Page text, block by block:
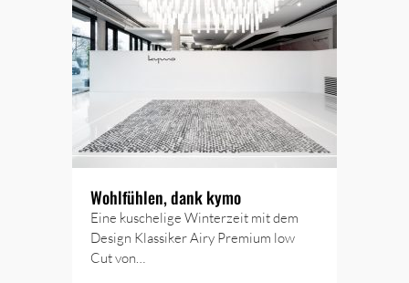
Wohlfühlen, dank kymo
Eine kuschelige Winterzeit mit dem
Design Klassiker Airy Premium low
Cut von…